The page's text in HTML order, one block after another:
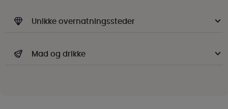
Unikke overnatningssteder
Mad og drikke